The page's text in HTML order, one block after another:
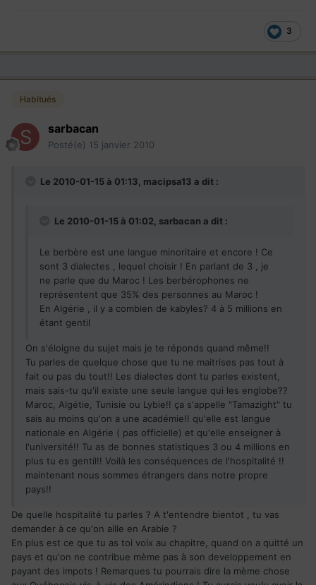
3
Habitués
sarbacan
Posté(e) 15 janvier 2010
Le 2010-01-15 à 01:13, macipsa13 a dit :
Le 2010-01-15 à 01:02, sarbacan a dit :
Le berbère est une langue minoritaire et encore ! Ce
sont 3 dialectes , lequel choisir ! En parlant de 3 , je
ne parle que du Maroc ! Les berbérophones ne
représentent que 35% des personnes au Maroc !
En Algérie , il y a combien de kabyles? 4 à 5 millions en
étant gentil
On s'éloigne du sujet mais je te réponds quand même!!
Tu parles de quelque chose que tu ne maitrises pas tout à
fait ou pas du tout!! Les dialectes dont tu parles existent,
mais sais-tu qu'il existe une seule langue qui les englobe??
Maroc, Algétie, Tunisie ou Lybie!! ça s'appelle "Tamazight" tu
sais au moins qu'on a une académie!! qu'elle est langue
nationale en Algérie ( pas officielle) et qu'elle enseigner à
l'université!! Tu as de bonnes statistiques 3 ou 4 millions en
plus tu es gentil!! Voilà les conséquences de l'hospitalité !!
maintenant nous sommes étrangers dans notre propre
pays!!
De quelle hospitalité tu parles ? A t'entendre bientot , tu vas
demander à ce qu'on aille en Arabie ?
En plus est ce que tu as toi voix au chapitre, quand on a quitté un
pays et qu'on ne contribue mème pas à son developpement en
payant des impots ! Remarques tu pourrais dire la mème chose